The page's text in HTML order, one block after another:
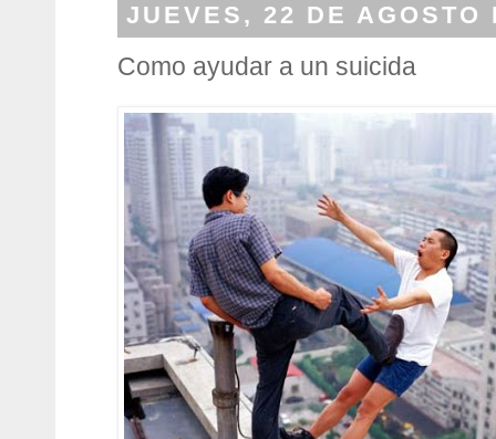
JUEVES, 22 DE AGOSTO
Como ayudar a un suicida